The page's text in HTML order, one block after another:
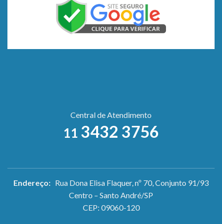
Central de Atendimento
11 3432 3756
Endereço: Rua Dona Elisa Flaquer, nº 70, Conjunto 91/93
Centro – Santo André/SP
CEP: 09060-120